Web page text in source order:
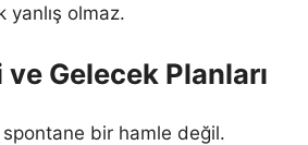
yanlış olmaz.
Gelecek Planları
spontane bir hamle değil.